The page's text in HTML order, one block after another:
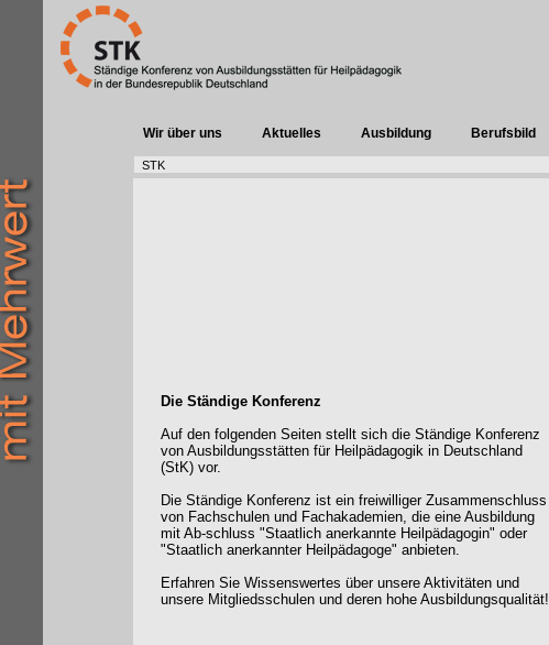
Wir über uns Aktuelles Ausbildung Berufsbild
STK
Die Ständige Konferenz
Auf den folgenden Seiten stellt sich die Ständige Konferenz
von Ausbildungsstätten für Heilpädagogik in Deutschland
(StK) vor.
Die Ständige Konferenz ist ein freiwilliger Zusammenschluss
von Fachschulen und Fachakademien, die eine Ausbildung
mit Ab-schluss "Staatlich anerkannte Heilpädagogin" oder
"Staatlich anerkannter Heilpädagoge" anbieten.
Erfahren Sie Wissenswertes über unsere Aktivitäten und
unsere Mitgliedsschulen und deren hohe Ausbildungsqualität!